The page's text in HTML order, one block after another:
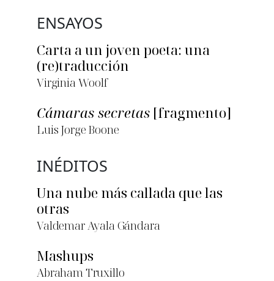
ENSAYOS
Carta a un joven poeta: una
(re)traducción
Virginia Woolf
Cámaras secretas [fragmento]
Luis Jorge Boone
INÉDITOS
Una nube más callada que las
otras
Valdemar Ayala Gándara
Mashups
Abraham Truxillo